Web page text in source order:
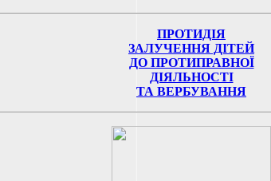
ПРОТИДІЯ
ЗАЛУЧЕННЯ ДІТЕЙ
ДО ПРОТИПРАВНОЇ
ДІЯЛЬНОСТІ
ТА ВЕРБУВАННЯ